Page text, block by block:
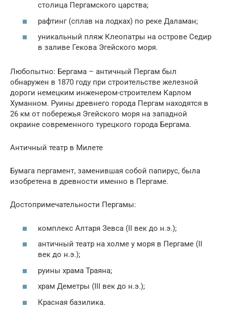
столица Пергамского царства;
рафтинг (сплав на лодках) по реке Даламан;
уникальный пляж Клеопатры на острове Седир
в заливе Гекова Эгейского моря.
Любопытно: Бергама – античный Пергам был
обнаружен в 1870 году при строительстве железной
дороги немецким инженером-строителем Карлом
Хуманном. Руины древнего города Пергам находятся в
26 км от побережья Эгейского моря на западной
окраине современного турецкого города Бергама.
Античный театр в Милете
Бумага пергамент, заменившая собой папирус, была
изобретена в древности именно в Пергаме.
Достопримечательности Пергамы:
комплекс Алтаря Зевса (II век до н.э.);
античный театр на холме у моря в Пергаме (II
век до н.э.);
руины храма Траяна;
храм Деметры (III век до н.э.);
Красная базилика.